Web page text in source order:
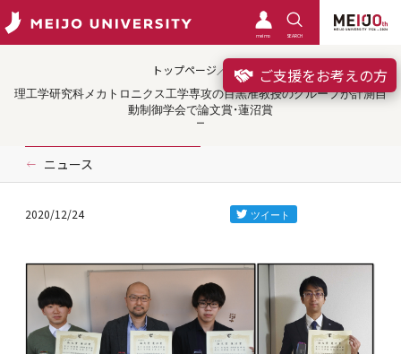
meimo SEARCH
ご支援をお考えの方
トップページ／受賞
理工学研究科メカトロニクス工学専攻の目黒准教授のグループが計測自
動制御学会で論文賞・蓮沼賞
ニュース
2020/12/24